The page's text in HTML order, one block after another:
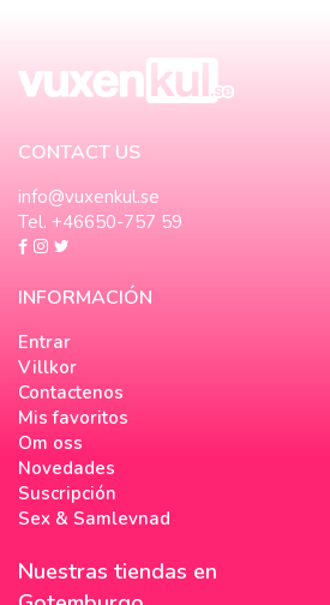
CONTACT US
info@vuxenkul.se
Tel. +46650-757 59
INFORMACIÓN
Entrar
Villkor
Contactenos
Mis favoritos
Om oss
Novedades
Suscripción
Sex & Samlevnad
Nuestras tiendas en